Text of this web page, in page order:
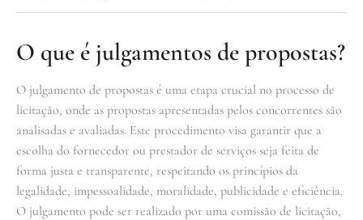
O que é julgamentos de propostas?
O julgamento de propostas é uma etapa crucial no processo de
licitação, onde as propostas apresentadas pelos concorrentes são
analisadas e avaliadas. Este procedimento visa garantir que a
escolha do fornecedor ou prestador de serviços seja feita de
forma justa e transparente, respeitando os princípios da
legalidade, impessoalidade, moralidade, publicidade e eficiência.
O julgamento pode ser realizado por uma comissão de licitação,